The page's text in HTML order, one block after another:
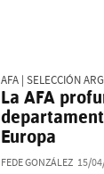
AFA | SELECCIÓN
La AFA
Europa
FEDE GONZÁLEZ 15/